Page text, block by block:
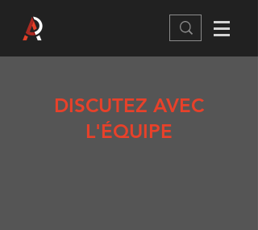
DISCUTEZ AVEC
L'ÉQUIPE